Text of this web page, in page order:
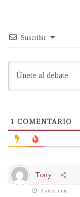
Suscribir
1 COMENTARIO
Tony
3 años atrás